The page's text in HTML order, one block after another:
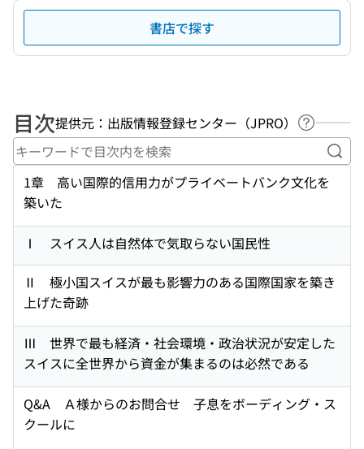
書店で探す
目次提供元：出版情報登録センター（JPRO）
ヘルプペ
キ
1章 高い国際的信用力がプライベートバンク文化を
築いた
Ⅰ スイス人は自然体で気取らない国民性
Ⅱ 極小国スイスが最も影響力のある国際国家を築き
上げた奇跡
Ⅲ 世界で最も経済・社会環境・政治状況が安定した
スイスに全世界から資金が集まるのは必然である
Q&A Ａ様からのお問合せ 子息をボーディング・ス
クールに